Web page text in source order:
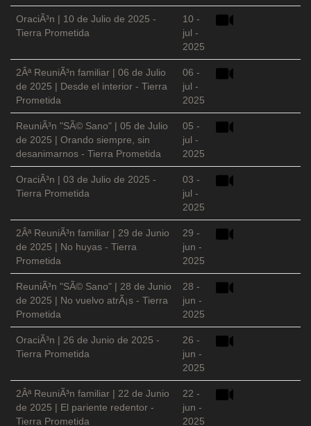
OraciÃ³n | 10 de Julio de 2025 -
Tierra Prometida
10 -
jul -
2025
2Âª ReuniÃ³n familiar | 06 de Julio
de 2025 | Desde el interior - Tierra
Prometida
06 -
jul -
2025
ReuniÃ³n "SÃ© Sano" | 05 de Julio
de 2025 | Orando siempre, sin
desanimarnos - Tierra Prometida
05 -
jul -
2025
OraciÃ³n | 03 de Julio de 2025 -
Tierra Prometida
03 -
jul -
2025
2Âª ReuniÃ³n familiar | 29 de Junio
de 2025 | No huyas - Tierra
Prometida
29 -
jun -
2025
ReuniÃ³n "SÃ© Sano" | 28 de Junio
de 2025 | No vuelvo atrÃ¡s - Tierra
Prometida
28 -
jun -
2025
OraciÃ³n | 26 de Junio de 2025 -
Tierra Prometida
26 -
jun -
2025
2Âª ReuniÃ³n familiar | 22 de Junio
de 2025 | El pariente redentor -
Tierra Prometida
22 -
jun -
2025